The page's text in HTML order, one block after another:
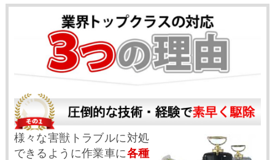
様々な害獣トラブルに対処
できるように作業車に各種